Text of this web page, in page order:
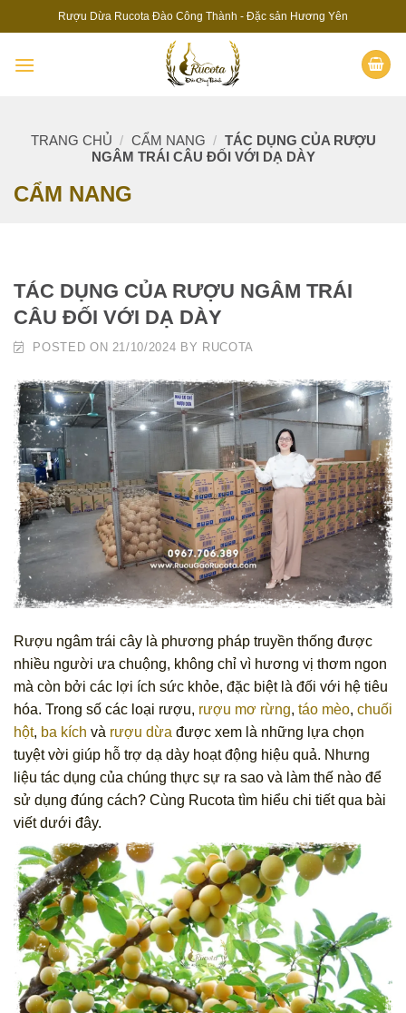
to
content
Rượu Dừa Rucota Đào Công Thành - Đặc sản Hương Yên
TRANG CHỦ / CẨM NANG / TÁC DỤNG CỦA RƯỢU
NGÂM TRÁI CÂU ĐỐI VỚI DẠ DÀY
CẨM NANG
TÁC DỤNG CỦA RƯỢU NGÂM TRÁI
CÂU ĐỐI VỚI DẠ DÀY
POSTED ON 21/10/2024 BY RUCOTA
Rượu ngâm trái cây là phương pháp truyền thống được
nhiều người ưa chuộng, không chỉ vì hương vị thơm ngon
mà còn bởi các lợi ích sức khỏe, đặc biệt là đối với hệ tiêu
hóa. Trong số các loại rượu, rượu mơ rừng, táo mèo, chuối
hột, ba kích và rượu dừa được xem là những lựa chọn
tuyệt vời giúp hỗ trợ dạ dày hoạt động hiệu quả. Nhưng
liệu tác dụng của chúng thực sự ra sao và làm thế nào để
sử dụng đúng cách? Cùng Rucota tìm hiểu chi tiết qua bài
viết dưới đây.